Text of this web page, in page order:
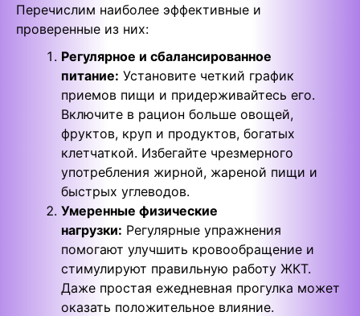
Перечислим наиболее эффективные и
проверенные из них:
Регулярное и сбалансированное
питание: Установите четкий график
приемов пищи и придерживайтесь его.
Включите в рацион больше овощей,
фруктов, круп и продуктов, богатых
клетчаткой. Избегайте чрезмерного
употребления жирной, жареной пищи и
быстрых углеводов.
Умеренные физические
нагрузки: Регулярные упражнения
помогают улучшить кровообращение и
стимулируют правильную работу ЖКТ.
Даже простая ежедневная прогулка может
оказать положительное влияние.